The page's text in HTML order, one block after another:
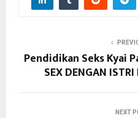
Pendidikan Seks Kyai
SEX DENGAN
NEXT